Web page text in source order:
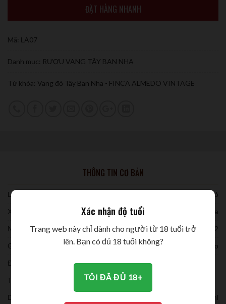
ĐẶT HÀNG NHANH
Mã: LA07
Danh mục: RƯỢU VANG TÂY BAN NHA
Từ khóa: Vang đỏ Tây Ban Nha - FINCA ALMEDO VINTAGE
THÔNG TIN CƠ BẢN
Loại vang: Vang đỏ
Xuất xứ: Tây Ban Nha
Niên vụ: 2022
Giống nho: Temranillo
Đóng chai:
Thời gian ủ:
Dung tích: 750mlml
Xác nhận độ tuổi
Trang web này chỉ dành cho người từ 18 tuổi trở
lên. Bạn có đủ 18 tuổi không?
TÔI ĐÃ ĐỦ 18+